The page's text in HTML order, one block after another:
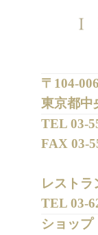
〒104-
東京都中
TEL 03-
FAX 03-
レストラ
TEL 03-
ショップ